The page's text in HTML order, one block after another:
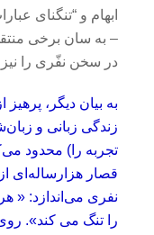
ابهام و “تنگنای
– به سان برخی
در سخن نفّری را
به بیان دیگر، پرهیز
زندگی زبانی و
تجربه را) محدود
قصار هزارساله‌ای
نفری می‌اندازد: «
را تنگ می کند».